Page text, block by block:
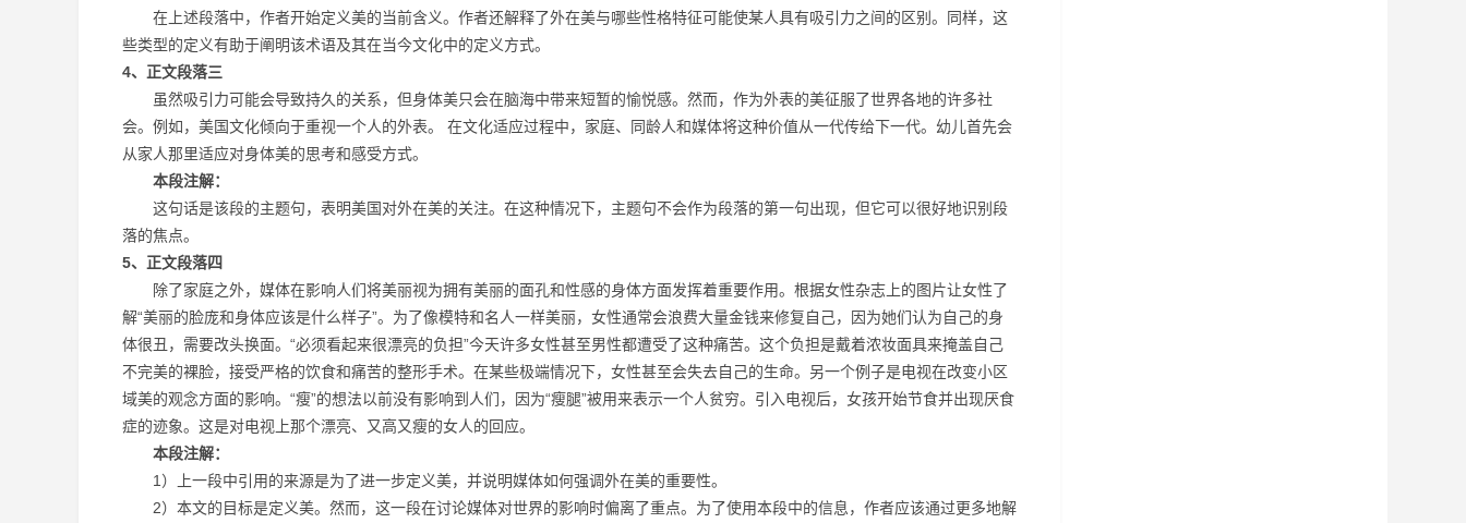
在上述段落中，作者开始定义美的当前含义。作者还解释了外在美与哪些性格特征可能使某人具有吸引力之间的区别。同样，这
些类型的定义有助于阐明该术语及其在当今文化中的定义方式。
4、正文段落三
虽然吸引力可能会导致持久的关系，但身体美只会在脑海中带来短暂的愉悦感。然而，作为外表的美征服了世界各地的许多社
会。例如，美国文化倾向于重视一个人的外表。 在文化适应过程中，家庭、同龄人和媒体将这种价值从一代传给下一代。幼儿首先会
从家人那里适应对身体美的思考和感受方式。
本段注解：
这句话是该段的主题句，表明美国对外在美的关注。在这种情况下，主题句不会作为段落的第一句出现，但它可以很好地识别段
落的焦点。
5、正文段落四
除了家庭之外，媒体在影响人们将美丽视为拥有美丽的面孔和性感的身体方面发挥着重要作用。根据女性杂志上的图片让女性了
解“美丽的脸庞和身体应该是什么样子”。为了像模特和名人一样美丽，女性通常会浪费大量金钱来修复自己，因为她们认为自己的身
体很丑，需要改头换面。“必须看起来很漂亮的负担”今天许多女性甚至男性都遭受了这种痛苦。这个负担是戴着浓妆面具来掩盖自己
不完美的裸脸，接受严格的饮食和痛苦的整形手术。在某些极端情况下，女性甚至会失去自己的生命。另一个例子是电视在改变小区
域美的观念方面的影响。“瘦”的想法以前没有影响到人们，因为“瘦腿”被用来表示一个人贫穷。引入电视后，女孩开始节食并出现厌食
症的迹象。这是对电视上那个漂亮、又高又瘦的女人的回应。
本段注解：
1）上一段中引用的来源是为了进一步定义美，并说明媒体如何强调外在美的重要性。
2）本文的目标是定义美。然而，这一段在讨论媒体对世界的影响时偏离了重点。为了使用本段中的信息，作者应该通过更多地解